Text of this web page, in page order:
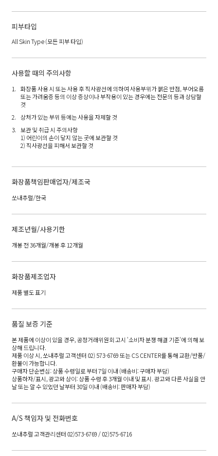
피부타입
All Skin Type(모든 피부 타입)
사용할 때의 주의사항
화장품 사용 시 또는 사용 후 직사광선에 의하여 사용부위가 붉은 반점, 부어오름
또는 가려움증 등의 이상 증상이나 부작용이 있는 경우에는 전문의 등과 상담할
것
상처가 있는 부위 등에는 사용을 자제할 것
보관 및 취급 시 주의사항
1) 어린이의 손이 닿지 않는 곳에 보관할 것
2) 직사광선을 피해서 보관할 것
화장품책임판매업자/제조국
쏘내추럴/한국
제조년월/사용기한
개봉 전 36개월/개봉 후 12개월
화장품제조업자
제품 별도 표기
품질 보증 기준
본 제품에 이상이 있을 경우, 공정거래위원회 고시 '소비자 분쟁 해결 기준'에 의해 보
상해 드립니다.
제품 이상 시, 쏘내추럴 고객센터 02) 573-6769 또는 CS CENTER를 통해 교환/반품/
환불이 가능합니다.
구매자 단순변심: 상품 수령일로 부터 7일 이내 (배송비: 구매자 부담)
상품하자/표시, 광고와 상이: 상품 수령 후 3개월 이내 및 표시. 광고와 다른 사실을 안
날 또는 알 수 있었던 날부터 30일 이내 (배송비: 판매자 부담)
A/S 책임자 및 전화번호
쏘내추럴 고객관리센터 02)573-6769 / 02)575-6716